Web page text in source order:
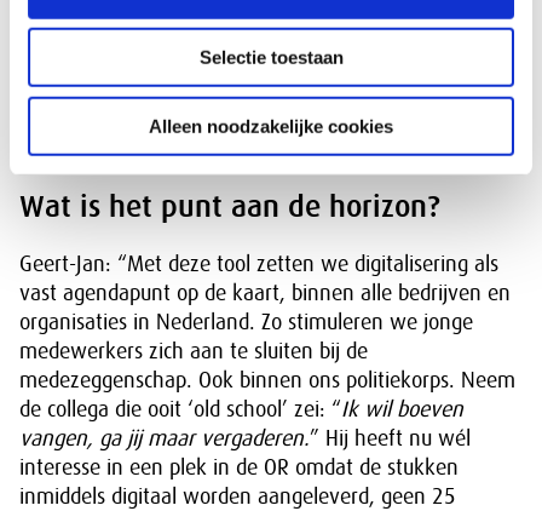
Selectie toestaan
Alleen noodzakelijke cookies
Nienke: “De medewerkers zijn dan leidend en digitale
processen ondersteunen hen bij alle activiteiten.
de continuïteit en vooruitgang van het bedrijf. Sterke
mensen maken nu eenmaal sterke organisaties.”
Wat is het punt aan de horizon?
Geert-Jan: “Met deze tool zetten we digitalisering als
vast agendapunt op de kaart, binnen alle bedrijven en
organisaties in Nederland. Zo stimuleren we jonge
medewerkers zich aan te sluiten bij de
medezeggenschap. Ook binnen ons politiekorps. Neem
de collega die ooit ‘old school’ zei: “Ik wil boeven
vangen, ga jij maar vergaderen.” Hij heeft nu wél
interesse in een plek in de OR omdat de stukken
inmiddels digitaal worden aangeleverd, geen 25